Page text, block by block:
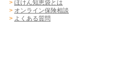
> ほけん知恵袋とは
> オンライン保険相談
> よくある質問